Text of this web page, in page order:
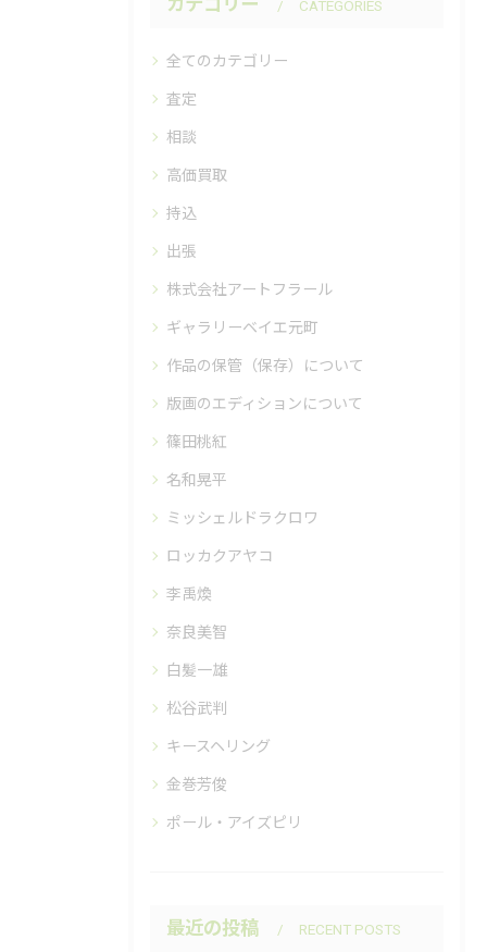
CATEGORIES
全てのカテゴリー
査定
相談
高価買取
持込
出張
株式会社アートフラール
ギャラリーベイエ元町
作品の保管（保存）について
版画のエディションについて
篠田桃紅
名和晃平
ミッシェルドラクロワ
ロッカクアヤコ
李禹煥
奈良美智
白髪一雄
松谷武判
キースヘリング
金巻芳俊
ポール・アイズピリ
最近の投稿 RECENT POSTS